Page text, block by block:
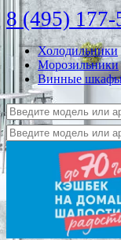
8 (495) 177-
Холодильники
Морозильники
Винные